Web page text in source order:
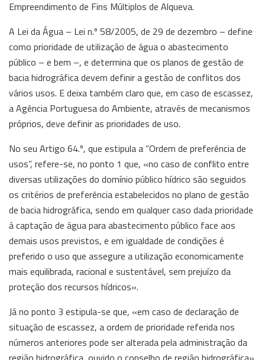
Empreendimento de Fins Múltiplos de Alqueva.
A Lei da Água – Lei n.º 58/2005, de 29 de dezembro – define
como prioridade de utilização de água o abastecimento
público – e bem –, e determina que os planos de gestão de
bacia hidrográfica devem definir a gestão de conflitos dos
vários usos. E deixa também claro que, em caso de escassez,
a Agência Portuguesa do Ambiente, através de mecanismos
próprios, deve definir as prioridades de uso.
No seu Artigo 64.º, que estipula a “Ordem de preferência de
usos”, refere-se, no ponto 1 que, «no caso de conflito entre
diversas utilizações do domínio público hídrico são seguidos
os critérios de preferência estabelecidos no plano de gestão
de bacia hidrográfica, sendo em qualquer caso dada prioridade
à captação de água para abastecimento público face aos
demais usos previstos, e em igualdade de condições é
preferido o uso que assegure a utilização economicamente
mais equilibrada, racional e sustentável, sem prejuízo da
proteção dos recursos hídricos».
Já no ponto 3 estipula-se que, «em caso de declaração de
situação de escassez, a ordem de prioridade referida nos
números anteriores pode ser alterada pela administração da